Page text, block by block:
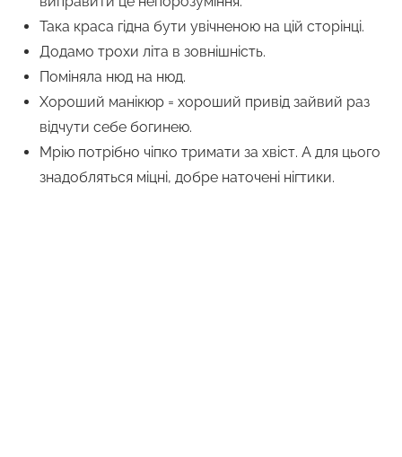
Така краса гідна бути увічненою на цій сторінці.
Додамо трохи літа в зовнішність.
Поміняла нюд на нюд.
Хороший манікюр = хороший привід зайвий раз
відчути себе богинею.
Мрію потрібно чіпко тримати за хвіст. А для цього
знадобляться міцні, добре наточені нігтики.